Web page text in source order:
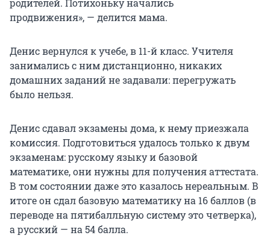
родителей. Потихоньку начались
продвижения», — делится мама.
Денис вернулся к учебе, в 11-й класс. Учителя
занимались с ним дистанционно, никаких
домашних заданий не задавали: перегружать
было нельзя.
Денис сдавал экзамены дома, к нему приезжала
комиссия. Подготовиться удалось только к двум
экзаменам: русскому языку и базовой
математике, они нужны для получения аттестата.
В том состоянии даже это казалось нереальным. В
итоге он сдал базовую математику на 16 баллов (в
переводе на пятибалльную систему это четверка),
а русский — на 54 балла.